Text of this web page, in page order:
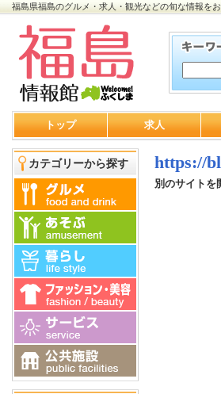
福島県福島のグルメ・求人・観光などの旬な情報を
トップ 求人
カテゴリーから探す https://
別のサイトを